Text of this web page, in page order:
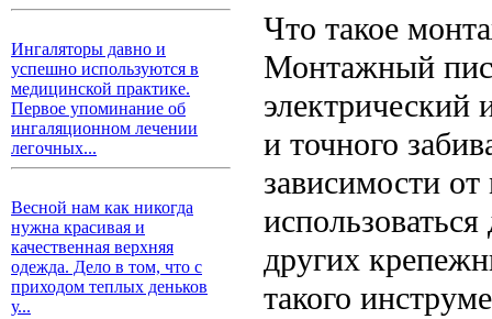
Ингаляторы давно и
успешно используются в
медицинской практике.
Первое упоминание об
ингаляционном лечении
легочных...
Весной нам как никогда
нужна красивая и
качественная верхняя
одежда. Дело в том, что с
приходом теплых деньков
у...
Что такое
Монтажный
электрический
и точного
зависимости
других
такого